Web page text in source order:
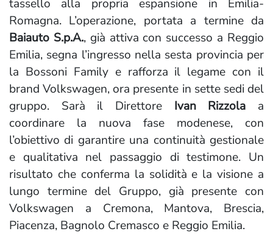
tassello alla propria espansione in Emilia-
Romagna. L’operazione, portata a termine da
Baiauto S.p.A., già attiva con successo a Reggio
Emilia, segna l’ingresso nella sesta provincia per
la Bossoni Family e rafforza il legame con il
brand Volkswagen, ora presente in sette sedi del
gruppo. Sarà il Direttore Ivan Rizzola a
coordinare la nuova fase modenese, con
l’obiettivo di garantire una continuità gestionale
e qualitativa nel passaggio di testimone. Un
risultato che conferma la solidità e la visione a
lungo termine del Gruppo, già presente con
Volkswagen a Cremona, Mantova, Brescia,
Piacenza, Bagnolo Cremasco e Reggio Emilia.